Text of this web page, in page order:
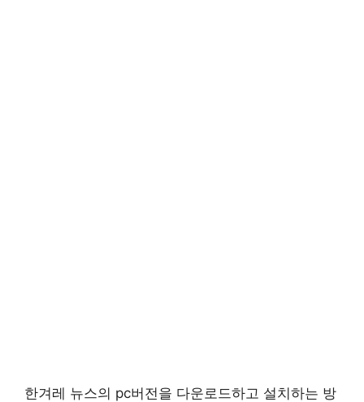
한겨레 뉴스의 pc버전을 다운로드하고 설치하는 방